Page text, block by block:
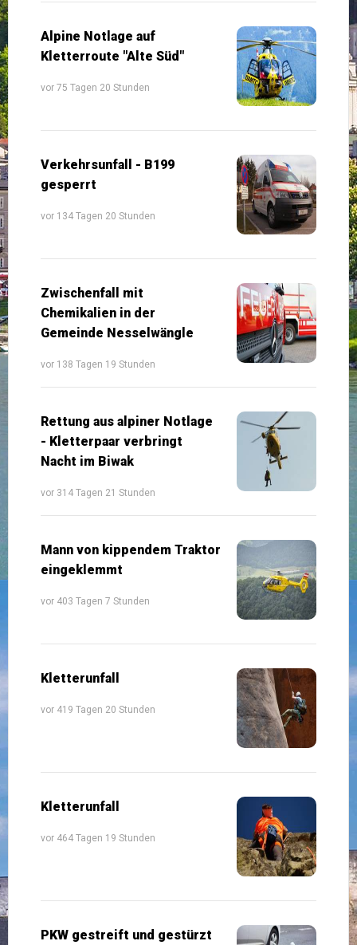
Alpine Notlage auf
Kletterroute "Alte Süd"
vor 75 Tagen 20 Stunden
Verkehrsunfall - B199
gesperrt
vor 134 Tagen 20 Stunden
Zwischenfall mit
Chemikalien in der
Gemeinde Nesselwängle
vor 138 Tagen 19 Stunden
Rettung aus alpiner Notlage
- Kletterpaar verbringt
Nacht im Biwak
vor 314 Tagen 21 Stunden
Mann von kippendem Traktor
eingeklemmt
vor 403 Tagen 7 Stunden
Kletterunfall
vor 419 Tagen 20 Stunden
Kletterunfall
vor 464 Tagen 19 Stunden
PKW gestreift und gestürzt